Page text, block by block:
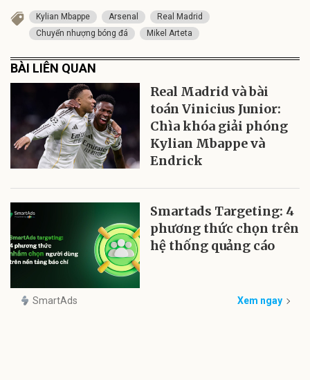
Kylian Mbappe Arsenal
Real Madrid
Chuyển nhượng bóng đá
Mikel Arteta
BÀI LIÊN QUAN
Real Madrid và bài
toán Vinicius Junior:
Chìa khóa giải phóng
Kylian Mbappe và
Endrick
Smartads Targeting: 4
phương thức chọn trên
hệ thống quảng cáo
SmartAds Xem ngay